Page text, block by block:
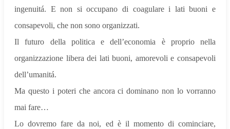
ingenuitá. E non si occupano di coagulare i lati buoni e
consapevoli, che non sono organizzati.
Il futuro della politica e dell’economia è proprio nella
organizzazione libera dei lati buoni, amorevoli e consapevoli
dell’umanitá.
Ma questo i poteri che ancora ci dominano non lo vorranno
mai fare…
Lo dovremo fare da noi, ed è il momento di cominciare,